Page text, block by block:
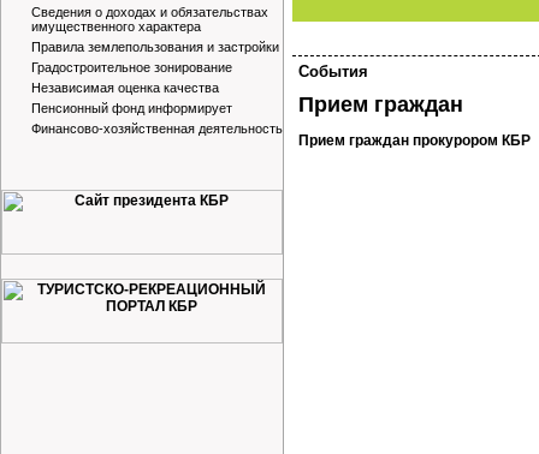
Сведения о доходах и обязательствах
имущественного характера
Правила землепользования и застройки
Градостроительное зонирование
Независимая оценка качества
Пенсионный фонд информирует
Финансово-хозяйственная деятельность
События
Прием граждан
Прием граждан прокурором КБР